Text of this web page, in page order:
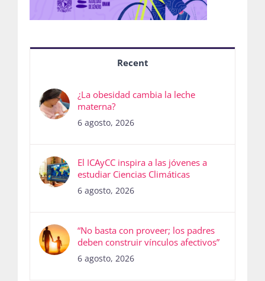
Recent
¿La obesidad cambia la leche
materna?
6 agosto, 2026
El ICAyCC inspira a las jóvenes a
estudiar Ciencias Climáticas
6 agosto, 2026
“No basta con proveer; los padres
deben construir vínculos afectivos”
6 agosto, 2026